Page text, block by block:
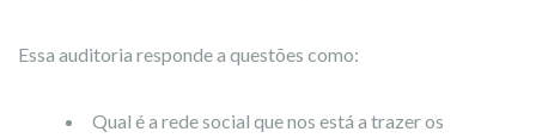
Essa auditoria responde a questões como:
Qual é a rede social que nos está a trazer os